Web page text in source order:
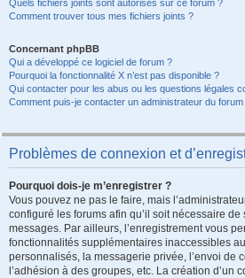
Quels fichiers joints sont autorisés sur ce forum ?
Comment trouver tous mes fichiers joints ?
Concernant phpBB
Qui a développé ce logiciel de forum ?
Pourquoi la fonctionnalité X n’est pas disponible ?
Qui contacter pour les abus ou les questions légales
Comment puis-je contacter un administrateur du forum
Problèmes de connexion et
Pourquoi dois-je m’enregistrer ?
Vous pouvez ne pas le faire, mais
configuré les forums afin qu’il soit nécessaire de
messages. Par ailleurs, l’enregistrement vous
fonctionnalités supplémentaires inaccessibles
personnalisés, la messagerie privée, l’envoi de
l’adhésion à des groupes, etc. La création d’un